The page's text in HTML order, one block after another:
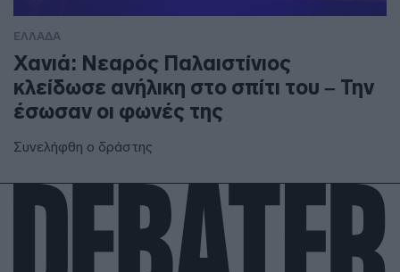
ΕΛΛΑΔΑ
Χανιά: Νεαρός Παλαιστίνιος
κλείδωσε ανήλικη στο σπίτι του – Την
έσωσαν οι φωνές της
Συνελήφθη ο δράστης